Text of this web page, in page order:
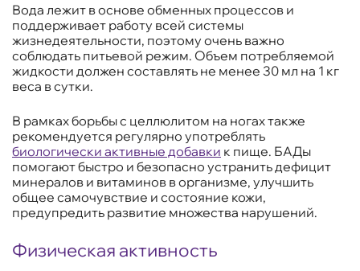
Вода лежит в основе обменных процессов и
поддерживает работу всей системы
жизнедеятельности, поэтому очень важно
соблюдать питьевой режим. Объем потребляемой
жидкости должен составлять не менее 30 мл на 1 кг
веса в сутки.
В рамках борьбы с целлюлитом на ногах также
рекомендуется регулярно употреблять
биологически активные добавки к пище. БАДы
помогают быстро и безопасно устранить дефицит
минералов и витаминов в организме, улучшить
общее самочувствие и состояние кожи,
предупредить развитие множества нарушений.
Физическая активность